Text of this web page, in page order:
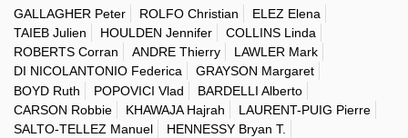
GALLAGHER Peter ROLFO Christian
ELEZ Elena
TAIEB Julien
HOULDEN Jennifer
COLLINS Linda
ROBERTS Corran
ANDRE Thierry
LAWLER Mark
DI NICOLANTONIO Federica
GRAYSON Margaret
BOYD Ruth
POPOVICI Vlad
BARDELLI Alberto
CARSON Robbie
KHAWAJA Hajrah
LAURENT-PUIG Pierre
SALTO-TELLEZ Manuel
HENNESSY Bryan T.